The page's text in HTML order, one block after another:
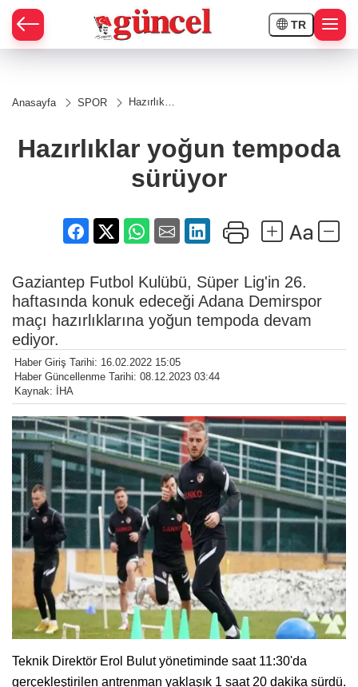
TR
Anasayfa SPOR
Hazırlıklar
Hazırlıklar yoğun tempoda
sürüyor
Gaziantep Futbol Kulübü, Süper Lig'in 26.
haftasında konuk edeceği Adana Demirspor
maçı hazırlıklarına yoğun tempoda devam
ediyor.
Haber Giriş Tarihi: 16.02.2022 15:05
Haber Güncellenme Tarihi: 08.12.2023 03:44
Kaynak: İHA
Teknik Direktör Erol Bulut yönetiminde saat 11:30'da
gerçekleştirilen antrenman yaklaşık 1 saat 20 dakika sürdü.